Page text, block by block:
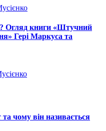
Огляд книги «Штучний
Гері Маркуса та
чому він називається